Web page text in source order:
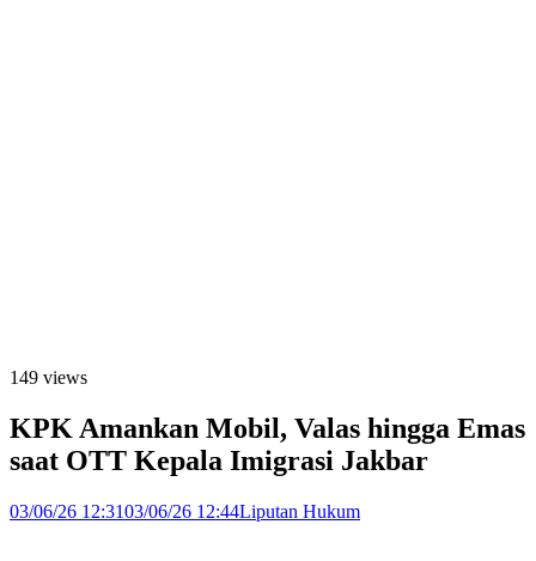
149 views
KPK Amankan Mobil, Valas hingga Emas
saat OTT Kepala Imigrasi Jakbar
03/06/26 12:3103/06/26 12:44Liputan Hukum